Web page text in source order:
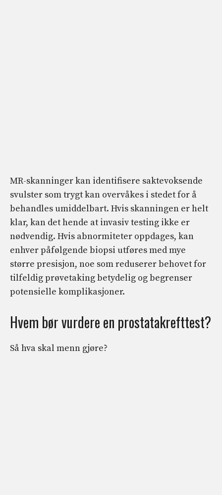
MR-skanninger kan identifisere saktevoksende
svulster som trygt kan overvåkes i stedet for å
behandles umiddelbart. Hvis skanningen er helt
klar, kan det hende at invasiv testing ikke er
nødvendig. Hvis abnormiteter oppdages, kan
enhver påfølgende biopsi utføres med mye
større presisjon, noe som reduserer behovet for
tilfeldig prøvetaking betydelig og begrenser
potensielle komplikasjoner.
Hvem bør vurdere en prostatakrefttest?
Så hva skal menn gjøre?